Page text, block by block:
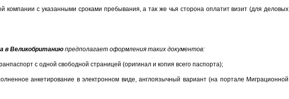
компании с указанными сроками пребывания, а так же чья сторона оплатит визит (для деловых
в Великобританию предполагает оформления таких документов:
с одной свободной страницей (оригинал и копия всего паспорта);
анкетирование в электронном виде, англоязычный вариант (на портале Миграционной